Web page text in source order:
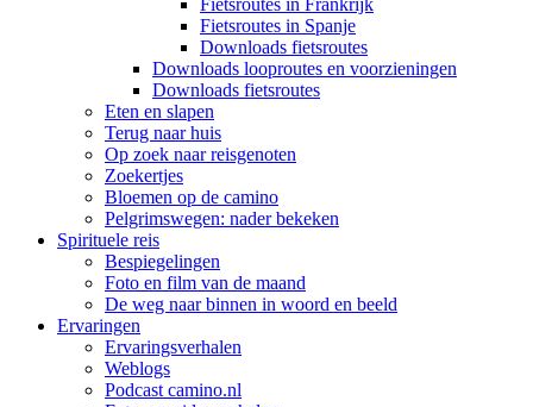
Fietsroutes in Frankrijk
Fietsroutes in Spanje
Downloads fietsroutes
Downloads looproutes en voorzieningen
Downloads fietsroutes
Eten en slapen
Terug naar huis
Op zoek naar reisgenoten
Zoekertjes
Bloemen op de camino
Pelgrimswegen: nader bekeken
Spirituele reis
Bespiegelingen
Foto en film van de maand
De weg naar binnen in woord en beeld
Ervaringen
Ervaringsverhalen
Weblogs
Podcast camino.nl